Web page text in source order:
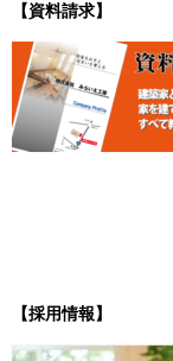
【資
【採用情報】